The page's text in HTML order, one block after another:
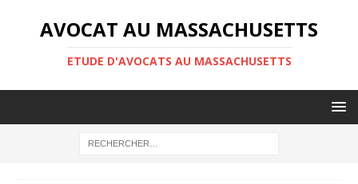
AVOCAT AU MASSACHUSETTS
ETUDE D'AVOCATS AU MASSACHUSETTS